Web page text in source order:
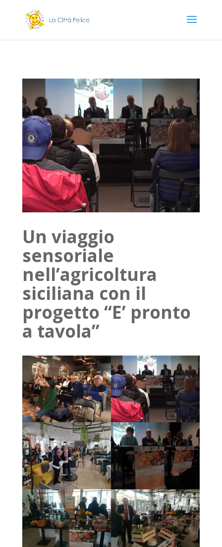
Un viaggio
sensoriale
nell’agricoltura
siciliana con il
progetto “E’ pronto
a tavola”